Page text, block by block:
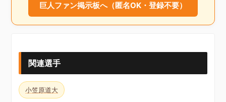
巨人ファン掲示板へ（匿名OK・登録不要）
関連選手
小笠原道大